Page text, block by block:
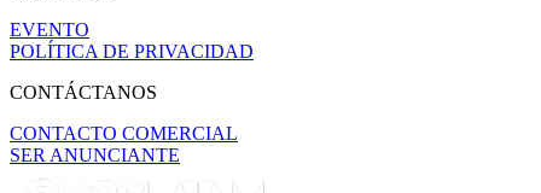
EVENTO
POLÍTICA DE PRIVACIDAD
CONTÁCTANOS
CONTACTO COMERCIAL
SER ANUNCIANTE